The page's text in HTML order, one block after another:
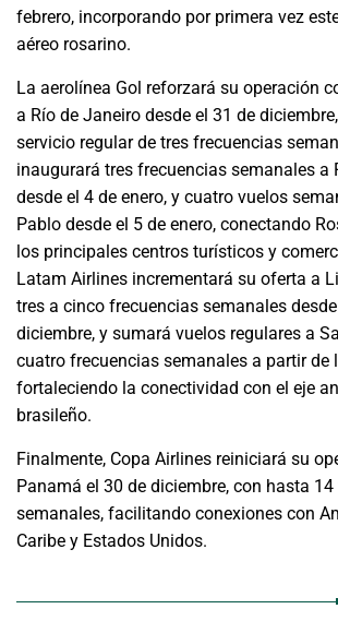
febrero, incorporando por primera vez
aéreo rosarino.
La aerolínea Gol reforzará su operación
a Río de Janeiro desde el 31 de
servicio regular de tres frecuencias
inaugurará tres frecuencias semanales a
desde el 4 de enero, y cuatro vuelos
Pablo desde el 5 de enero, conectando
los principales centros turísticos y
Latam Airlines incrementará su oferta a
tres a cinco frecuencias semanales
diciembre, y sumará vuelos regulares a
cuatro frecuencias semanales a partir de
fortaleciendo la conectividad con el eje
brasileño.
Finalmente, Copa Airlines reiniciará su
Panamá el 30 de diciembre, con hasta
semanales, facilitando conexiones con
Caribe y Estados Unidos.